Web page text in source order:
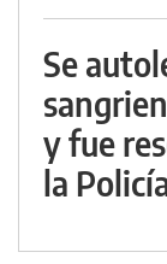
Se
y fue
la